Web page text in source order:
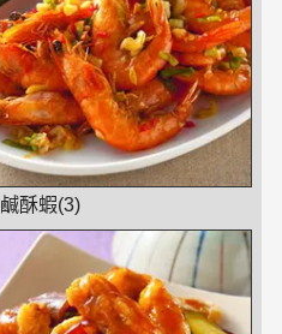
鹹酥蝦(3)